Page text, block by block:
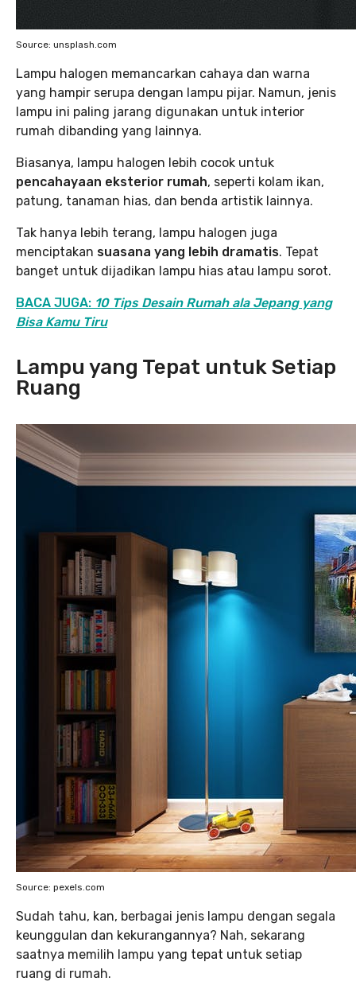
Source: unsplash.com
Lampu halogen memancarkan cahaya dan warna
yang hampir serupa dengan lampu pijar. Namun, jenis
lampu ini paling jarang digunakan untuk interior
rumah dibanding yang lainnya.
Biasanya, lampu halogen lebih cocok untuk
pencahayaan eksterior rumah, seperti kolam ikan,
patung, tanaman hias, dan benda artistik lainnya.
Tak hanya lebih terang, lampu halogen juga
menciptakan suasana yang lebih dramatis. Tepat
banget untuk dijadikan lampu hias atau lampu sorot.
BACA JUGA: 10 Tips Desain Rumah ala Jepang yang
Bisa Kamu Tiru
Lampu yang Tepat untuk Setiap
Ruang
Source: pexels.com
Sudah tahu, kan, berbagai jenis lampu dengan segala
keunggulan dan kekurangannya? Nah, sekarang
saatnya memilih lampu yang tepat untuk setiap
ruang di rumah.